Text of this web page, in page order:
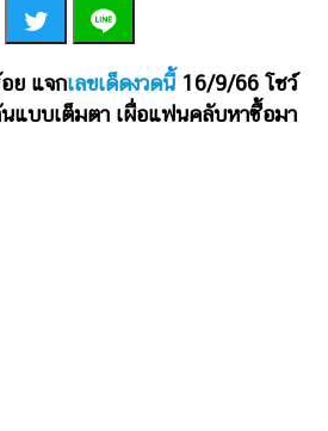
แจกเลขเด็ดงวดนี้16/9/66 โชว์
แบบเต็มตา เผื่อแฟนคลับหาซื้อมา